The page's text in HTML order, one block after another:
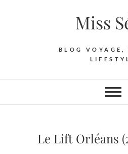
Miss
BLOG VOYAGE,
Le Lift Orléans